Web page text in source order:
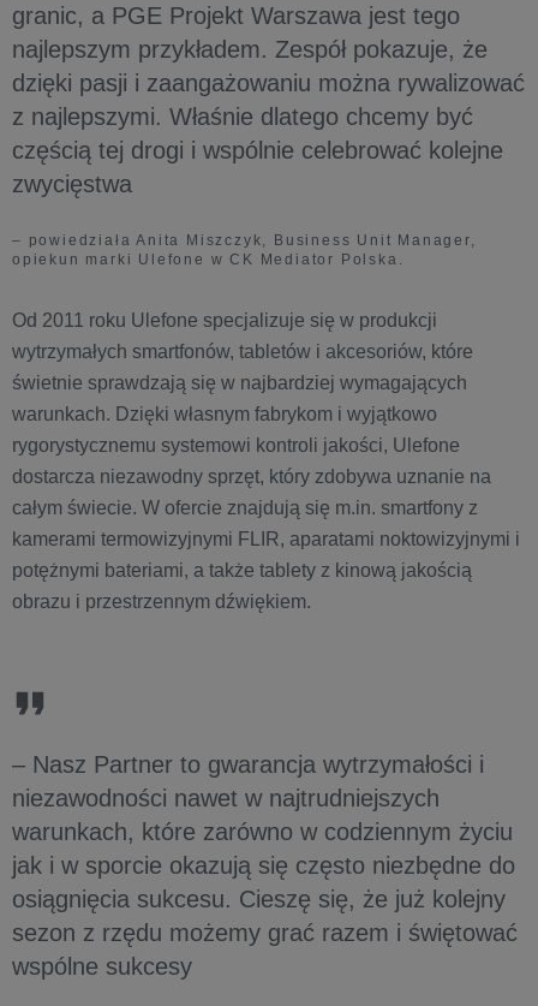
granic, a PGE Projekt Warszawa jest tego
najlepszym przykładem. Zespół pokazuje, że
dzięki pasji i zaangażowaniu można rywalizować
z najlepszymi. Właśnie dlatego chcemy być
częścią tej drogi i wspólnie celebrować kolejne
zwycięstwa
– powiedziała Anita Miszczyk, Business Unit Manager,
opiekun marki Ulefone w CK Mediator Polska.
Od 2011 roku Ulefone specjalizuje się w produkcji
wytrzymałych smartfonów, tabletów i akcesoriów, które
świetnie sprawdzają się w najbardziej wymagających
warunkach. Dzięki własnym fabrykom i wyjątkowo
rygorystycznemu systemowi kontroli jakości, Ulefone
dostarcza niezawodny sprzęt, który zdobywa uznanie na
całym świecie. W ofercie znajdują się m.in. smartfony z
kamerami termowizyjnymi FLIR, aparatami noktowizyjnymi i
potężnymi bateriami, a także tablety z kinową jakością
obrazu i przestrzennym dźwiękiem.
– Nasz Partner to gwarancja wytrzymałości i
niezawodności nawet w najtrudniejszych
warunkach, które zarówno w codziennym życiu
jak i w sporcie okazują się często niezbędne do
osiągnięcia sukcesu. Cieszę się, że już kolejny
sezon z rzędu możemy grać razem i świętować
wspólne sukcesy